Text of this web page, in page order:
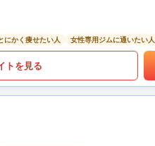
にかく痩せたい人 女性専用ジムに通いたい人
トを見る